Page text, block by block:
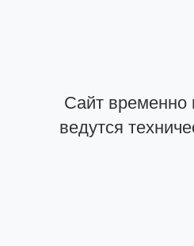
Сайт временно
ведутся